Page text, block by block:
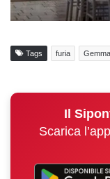
Tags furia
Il
Scarica